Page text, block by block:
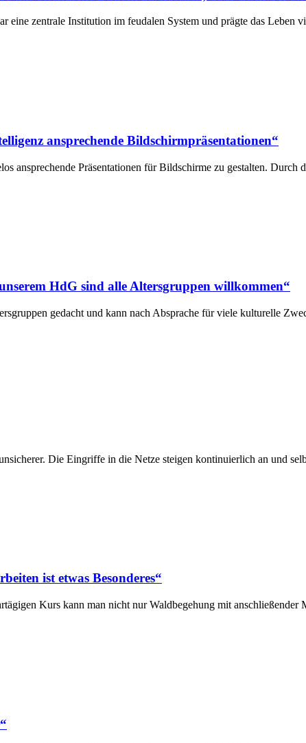
eine zentrale Institution im feudalen System und prägte das Leben
ansprechende Bildschirmpräsentationen“
ansprechende Präsentationen für Bildschirme zu gestalten. Durch
HdG sind alle Altersgruppen willkommen“
gedacht und kann nach Absprache für viele kulturelle
Die Eingriffe in die Netze steigen kontinuierlich an und
ist etwas Besonderes“
Kurs kann man nicht nur Waldbegehung mit anschließender